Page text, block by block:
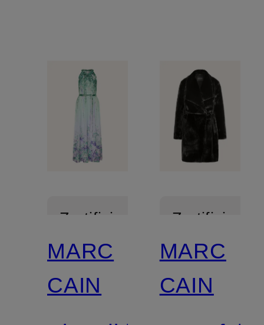
Zertifiziert
MARC
CAIN
Zertifiziert
MARC
CAIN